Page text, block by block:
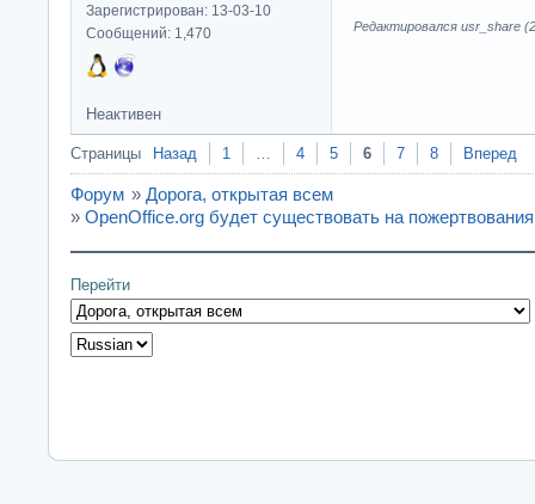
Зарегистрирован: 13-03-10
Сообщений: 1,470
Редактировался usr_share
Неактивен
Страницы Назад 1 4 5 6 7 8 Вперед
Форум » Дорога, открытая всем
» OpenOffice.org будет существовать на пожертвования
Перейти